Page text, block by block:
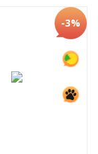
-3%